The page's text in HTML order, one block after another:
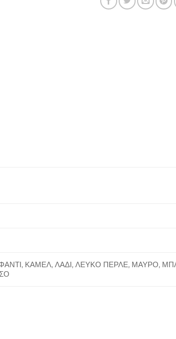
ΚΑΜΕΛ, ΛΑΔΙ, ΛΕΥΚΟ ΠΕΡΛΕ, ΜΑΥΡΟ,